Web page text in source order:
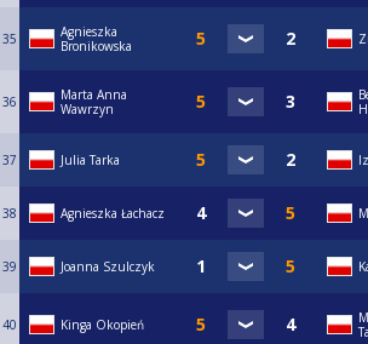
35
Agnieszka
Bronikowska
36
Marta Anna
Wawrzyn
37 Julia Tarka
38 Agnieszka Łachacz
39 Joanna Szulczyk
40 Kinga Okopień